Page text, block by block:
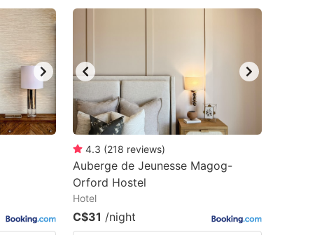
4.3 (218 reviews)
Auberge de Jeunesse Magog-
Orford Hostel
Hotel
C$31 /night